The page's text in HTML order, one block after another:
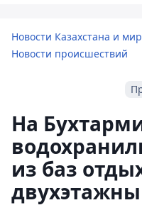
Новости Казахстана и
Новости происшествий
На
из баз